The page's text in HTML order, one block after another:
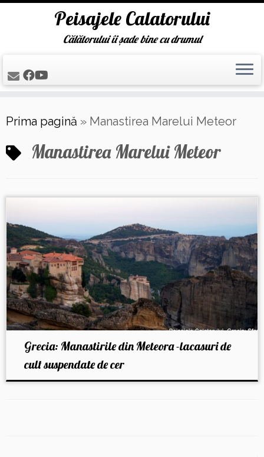
to
content
Peisajele Calatorului
Călătorului îi șade bine cu drumul
Prima pagină » Manastirea Marelui Meteor
Manastirea Marelui Meteor
Grecia: Manastirile din Meteora -lacasuri de
cult suspendate de cer